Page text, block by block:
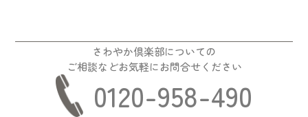
さわやか倶楽部についての
ご相談などお気軽にお問合せください
0120-958-490